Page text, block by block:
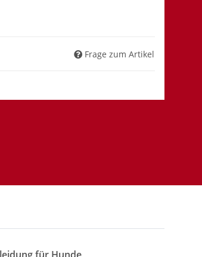
Frage zum Artikel